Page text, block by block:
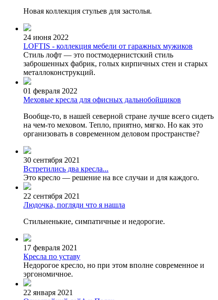
Новая коллекция стульев для застолья.
24 июня 2022
LOFTIS - коллекция мебели от гаражных мужиков
Стиль лофт — это постмодернистский стиль
заброшенных фабрик, голых кирпичных стен и старых
металлоконструкций.
01 февраля 2022
Меховые кресла для офисных дальнобойщиков
Вообще-то, в нашей северной стране лучше всего сидеть
на чем-то меховом. Тепло, приятно, мягко. Но как это
организовать в современном деловом пространстве?
30 сентября 2021
Встретились два кресла...
Это кресло — решение на все случаи и для каждого.
22 сентября 2021
Людочка, погляди что я нашла
Стильненькие, симпатичные и недорогие.
17 февраля 2021
Кресла по уставу
Недорогое кресло, но при этом вполне современное и
эргономичное.
22 января 2021